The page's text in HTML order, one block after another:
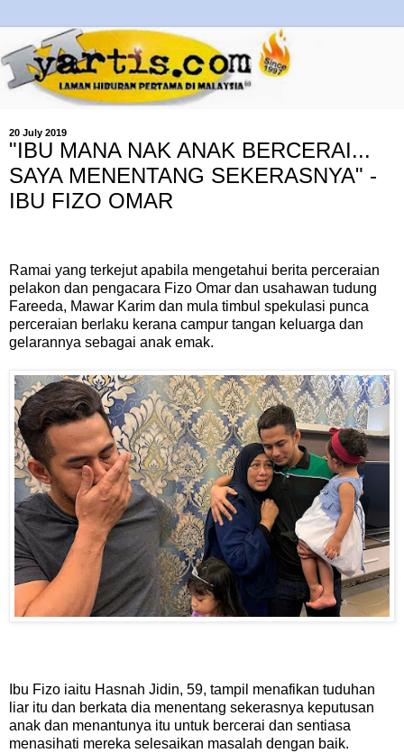
20 July 2019
"IBU MANA NAK ANAK BERCERAI...
SAYA MENENTANG SEKERASNYA" -
IBU FIZO OMAR
Ramai yang terkejut apabila mengetahui berita perceraian
pelakon dan pengacara Fizo Omar dan usahawan tudung
Fareeda, Mawar Karim dan mula timbul spekulasi punca
perceraian berlaku kerana campur tangan keluarga dan
gelarannya sebagai anak emak.
Ibu Fizo iaitu Hasnah Jidin, 59, tampil menafikan tuduhan
liar itu dan berkata dia menentang sekerasnya keputusan
anak dan menantunya itu untuk bercerai dan sentiasa
menasihati mereka selesaikan masalah dengan baik.